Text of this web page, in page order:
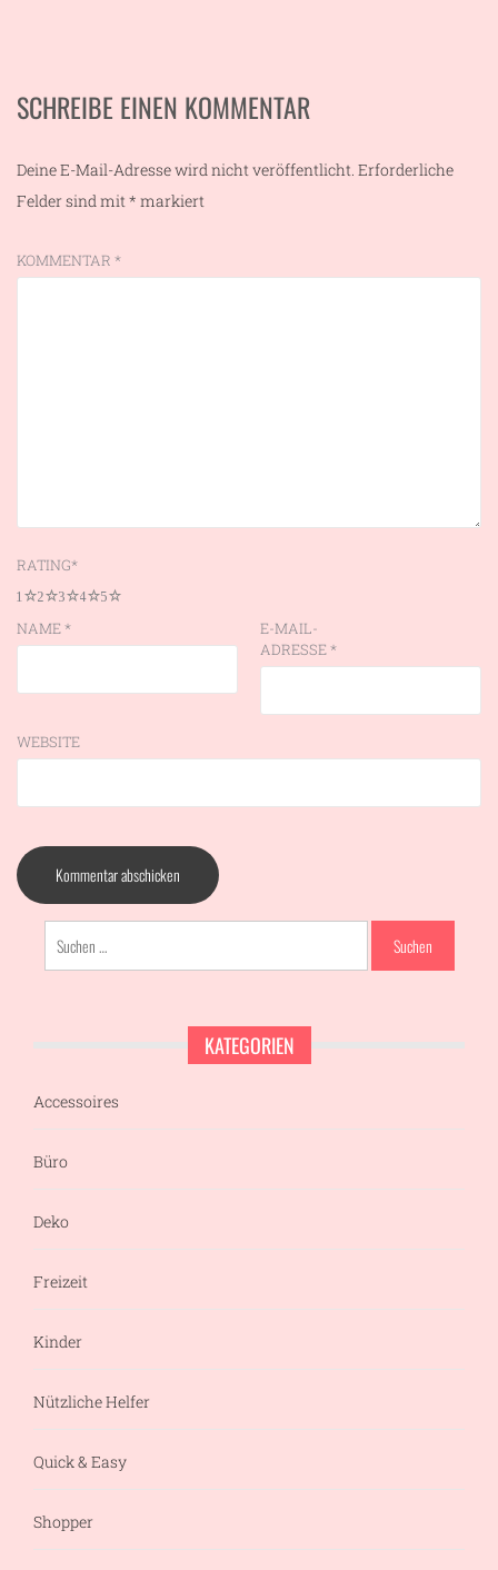
SCHREIBE EINEN KOMMENTAR
Deine E-Mail-Adresse wird nicht veröffentlicht. Erforderliche
Felder sind mit* markiert
KOMMENTAR *
RATING*
5
4
3
2
1
NAME*
E-MAIL-
ADRESSE*
WEBSITE
Suchen
nach:
KATEGORIEN
Accessoires
Büro
Deko
Freizeit
Kinder
Nützliche Helfer
Quick & Easy
Shopper